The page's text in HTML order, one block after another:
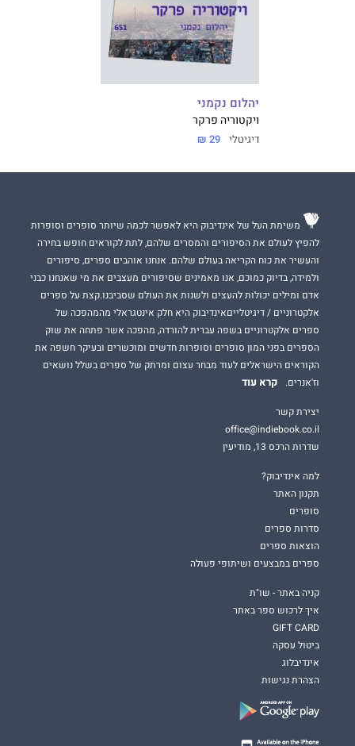
יהלום נקמני
ויקטוריה פרקר
דיגיטלי 29 ₪
משימת העל של אינדיבוק היא לאפשר לכמה שיותר סופרים וסופרות
להפיץ לעולם את הסיפורים והמסרים שלהם, לתת לקוראים חופש בחירה
והעשיר את כוח הקריאה בעולם שלהם. אנחנו אוהבים ספרים, סיפורים
ולמידה, בדיוק כמוכם, אנו מאמינים שסיפורים מעצבים את מי שאנחנו כבני
אדם ומילים יכולות להעצים ולשנות את העולם שסביבנו.קצת על ספרים
אלקטרוניים / דיגיטלייםאינדיבוק היא חלק אינטגראלי מהמהפכה של
ספרים אלקטרוניים בשפה עברית להורדה, מהפכה אשר פתחה את שוק
הספרים בפני המון סופרים וסופרות חדשים ומוכשרים ובעיקר חשפה את
הקוראים הישראלים לעוד מבחר עצום ומרתק של ספרים בשלל נושאים
וז'אנרים.
קרא עוד
יצירת קשר
office@indiebook.co.il
שדרות הרכס 13, מודיעין
למה אינדיבוק?
תקנון האתר
סופרים
סדרות ספרים
הוצאות ספרים
ספרים במבצעים ושיתופי פעולה
קניה באתר - שו"ת
איך לרכוש ספר באתר
GIFT CARD
ביטול עסקה
אינדיבלוג
הצהרת נגישות